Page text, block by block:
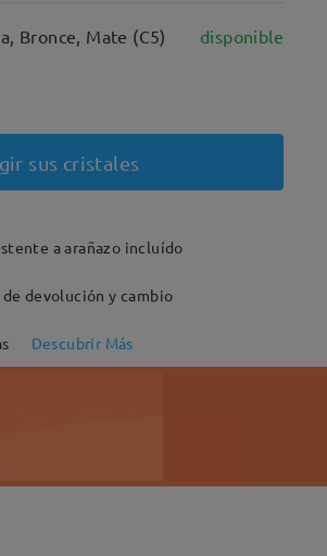
Bronce, Mate (C5) disponible
sus cristales
a arañazo incluído
devolución y cambio
Descubrir Más